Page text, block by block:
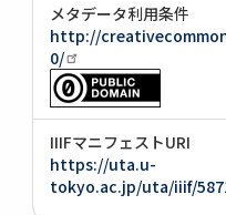
メタデータ利用条件
http://
0/
IIIFマニフェストURI
https://uta.u-
tokyo.ac.jp/uta/iiif/